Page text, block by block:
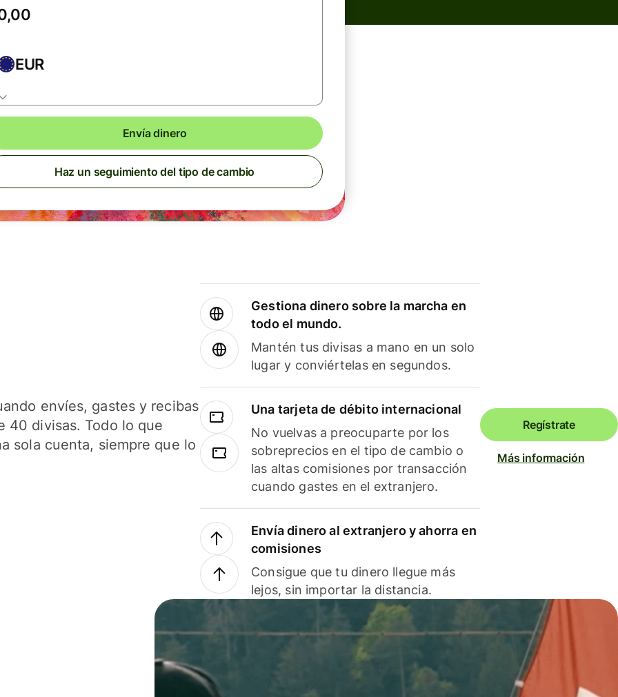
EUR
Envía dinero
Haz un seguimiento del tipo de cambio
envíes, gastes y recibas
40 divisas. Todo lo que
sola cuenta, siempre que lo
Gestiona dinero sobre la marcha en
todo el mundo.
Mantén tus divisas a mano en un solo
lugar y conviértelas en segundos.
Una tarjeta de débito internacional
No vuelvas a preocuparte por los
sobreprecios en el tipo de cambio o
las altas comisiones por transacción
cuando gastes en el extranjero.
Envía dinero al extranjero y ahorra en
comisiones
Consigue que tu dinero llegue más
lejos, sin importar la distancia.
Regístrate
Más información